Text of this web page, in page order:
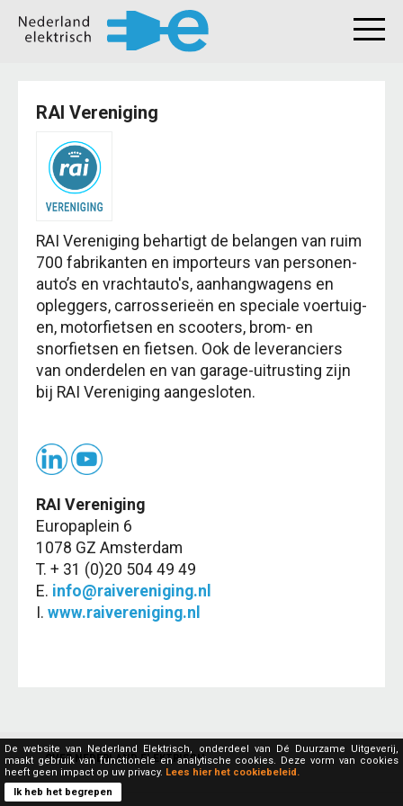
RAI Vereniging
RAI Vereniging behartigt de belangen van ruim
700 fabrikanten en importeurs van personen­
auto’s en vracht­auto's, aanhang­wagens en
opleggers, carrosserieën en speciale voertuig­
en, motorfietsen en scooters, brom- en
snorfietsen en fietsen. Ook de leveranciers
van onderdelen en van garage-uitrusting zijn
bij RAI Vereniging aangesloten.
RAI Vereniging
Europaplein 6
1078 GZ Amsterdam
T. + 31 (0)20 504 49 49
E. info@raivereniging.nl
I. www.raivereniging.nl
OVER NEDERLAND ELEKTRISCH
De website van Nederland Elektrisch, onderdeel van Dé Duurzame Uitgeverij,
maakt gebruik van functionele en analytische cookies. Deze vorm van cookies
heeft geen impact op uw privacy. Lees hier het cookiebeleid.
Ik heb het begrepen